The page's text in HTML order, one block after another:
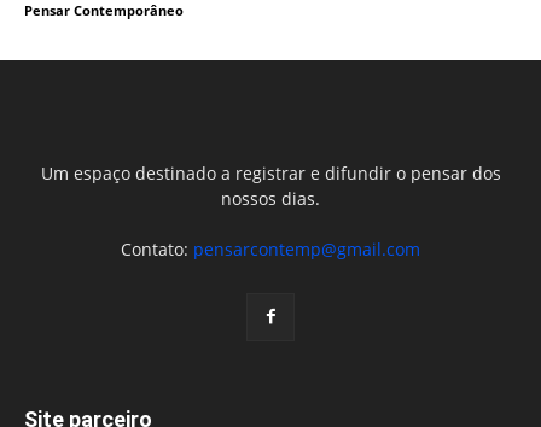
Pensar Contemporâneo
Um espaço destinado a registrar e difundir o pensar dos
nossos dias.
Contato: pensarcontemp@gmail.com
Site parceiro